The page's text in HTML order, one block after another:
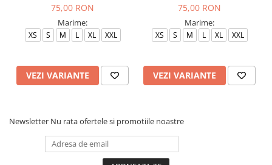
75,00 RON
Marime:
XS S M L XL XXL
VEZI VARIANTE
75,00 RON
Marime:
XS S M L XL XXL
VEZI VARIANTE
Newsletter Nu rata ofertele si promotiile noastre